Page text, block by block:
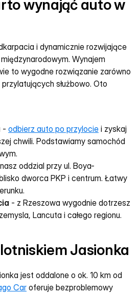
wynająć auto w
i dynamicznie rozwijające
Wynajem
to wygodne rozwiązanie zarówno
służbowo. Oto
- odbierz auto po przylocie i zyskaj
chwili. Podstawiamy samochód
oddzial przy ul. Boya-
dworca PKP i centrum. Łatwy
- z Rzeszowa wygodnie dotrzesz
Lancuta i całego regionu.
lotniskiem Jasionka
jest oddalone o ok. 10 km od
Car oferuje bezproblemowy